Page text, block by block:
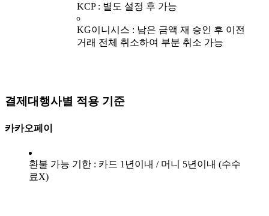
KCP : 별도 설정 후 가능
KG이니시스 : 남은 금액 재 승인 후 이전
거래 전체 취소하여 부분 취소 가능
결제대행사별 적용 기준
카카오페이
환불 가능 기한 : 카드 1년이내 / 머니 5년이내 (수수
료X)